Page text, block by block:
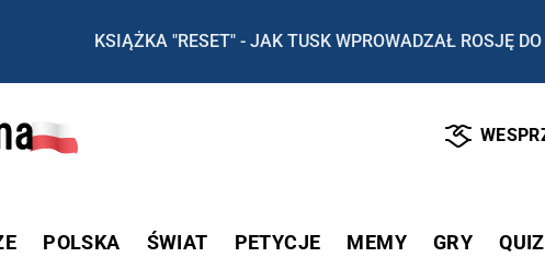
KSIĄŻKA "RESET" - JAK TUSK WPROWADZAŁ ROSJĘ
POLSKA ŚWIAT PETYCJE MEMY GRY